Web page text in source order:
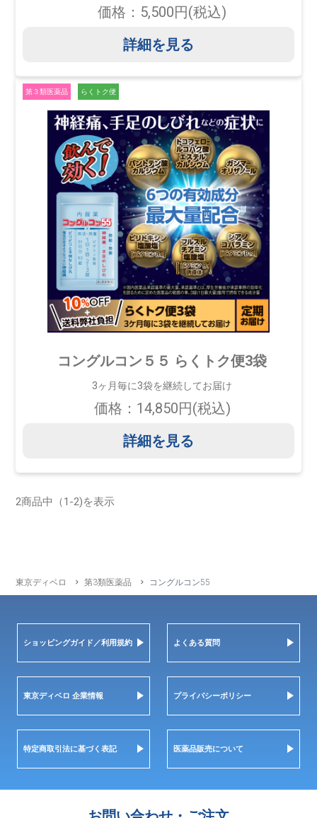
価格：5,500円(税込)
詳細を見る
第３類医薬品 らくトク便
コングルコン５５ らくトク便3袋
3ヶ月毎に3袋を継続してお届け
価格：14,850円(税込)
詳細を見る
2商品中（1-2)を表示
東京ディベロ 第3類医薬品 コングルコン55
ショッピングガイド／利用規約 よくある質問
東京ディベロ 企業情報 プライバシーポリシー
特定商取引法に基づく表記 医薬品販売について